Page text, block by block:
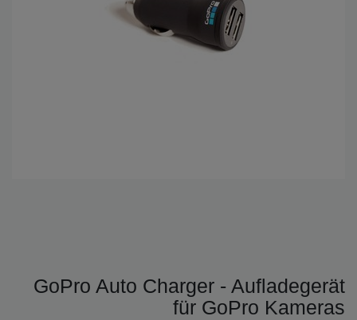
GoPro Auto Charger - Aufladegerät
für GoPro Kameras